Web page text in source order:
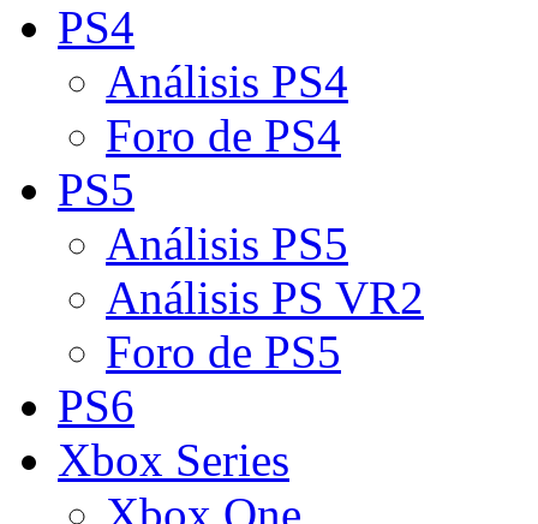
PS4
Análisis PS4
Foro de PS4
PS5
Análisis PS5
Análisis PS VR2
Foro de PS5
PS6
Xbox Series